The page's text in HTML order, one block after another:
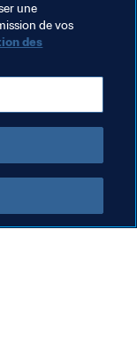
FIFA Costa
Haiti
une
de vos
des